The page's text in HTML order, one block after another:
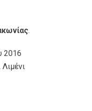
.
2016